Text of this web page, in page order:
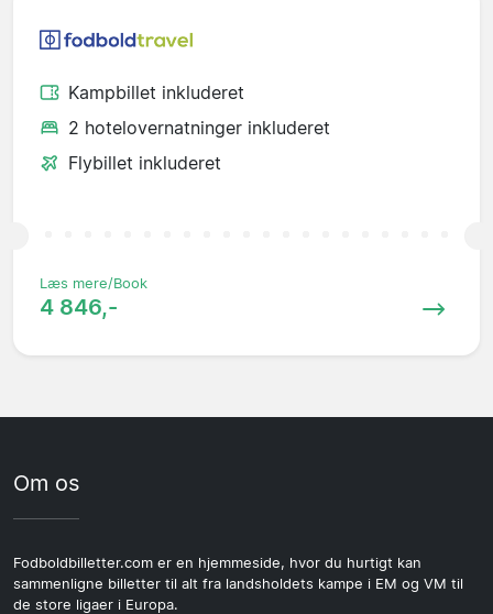
Kampbillet inkluderet
2 hotelovernatninger inkluderet
Flybillet inkluderet
Læs mere/Book
4 846,-
Om os
Fodboldbilletter.com er en hjemmeside, hvor du hurtigt kan
sammenligne billetter til alt fra landsholdets kampe i EM og VM til
de store ligaer i Europa.